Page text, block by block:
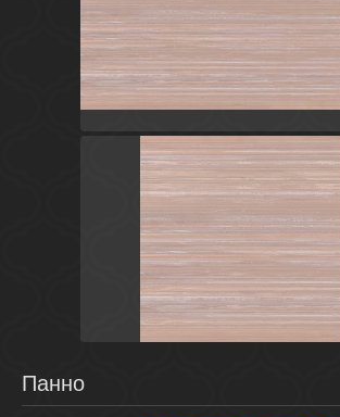
Коричневый
Россия
Универсальные элементы
Коричневый
Россия
Универсальные элементы
Ceramica Classic
Панно